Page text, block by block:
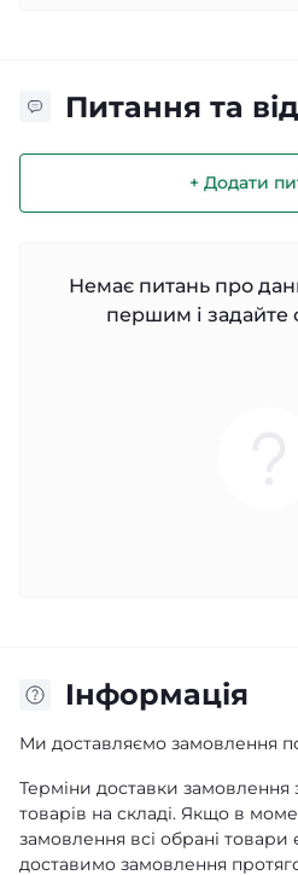
Питання та
+ Додати
Немає питань про
першим і задайте
Iнформація
Ми доставляємо замовлення
Терміни доставки замовлення
товарів на складі. Якщо в
замовлення всі обрані товари
доставимо замовлення